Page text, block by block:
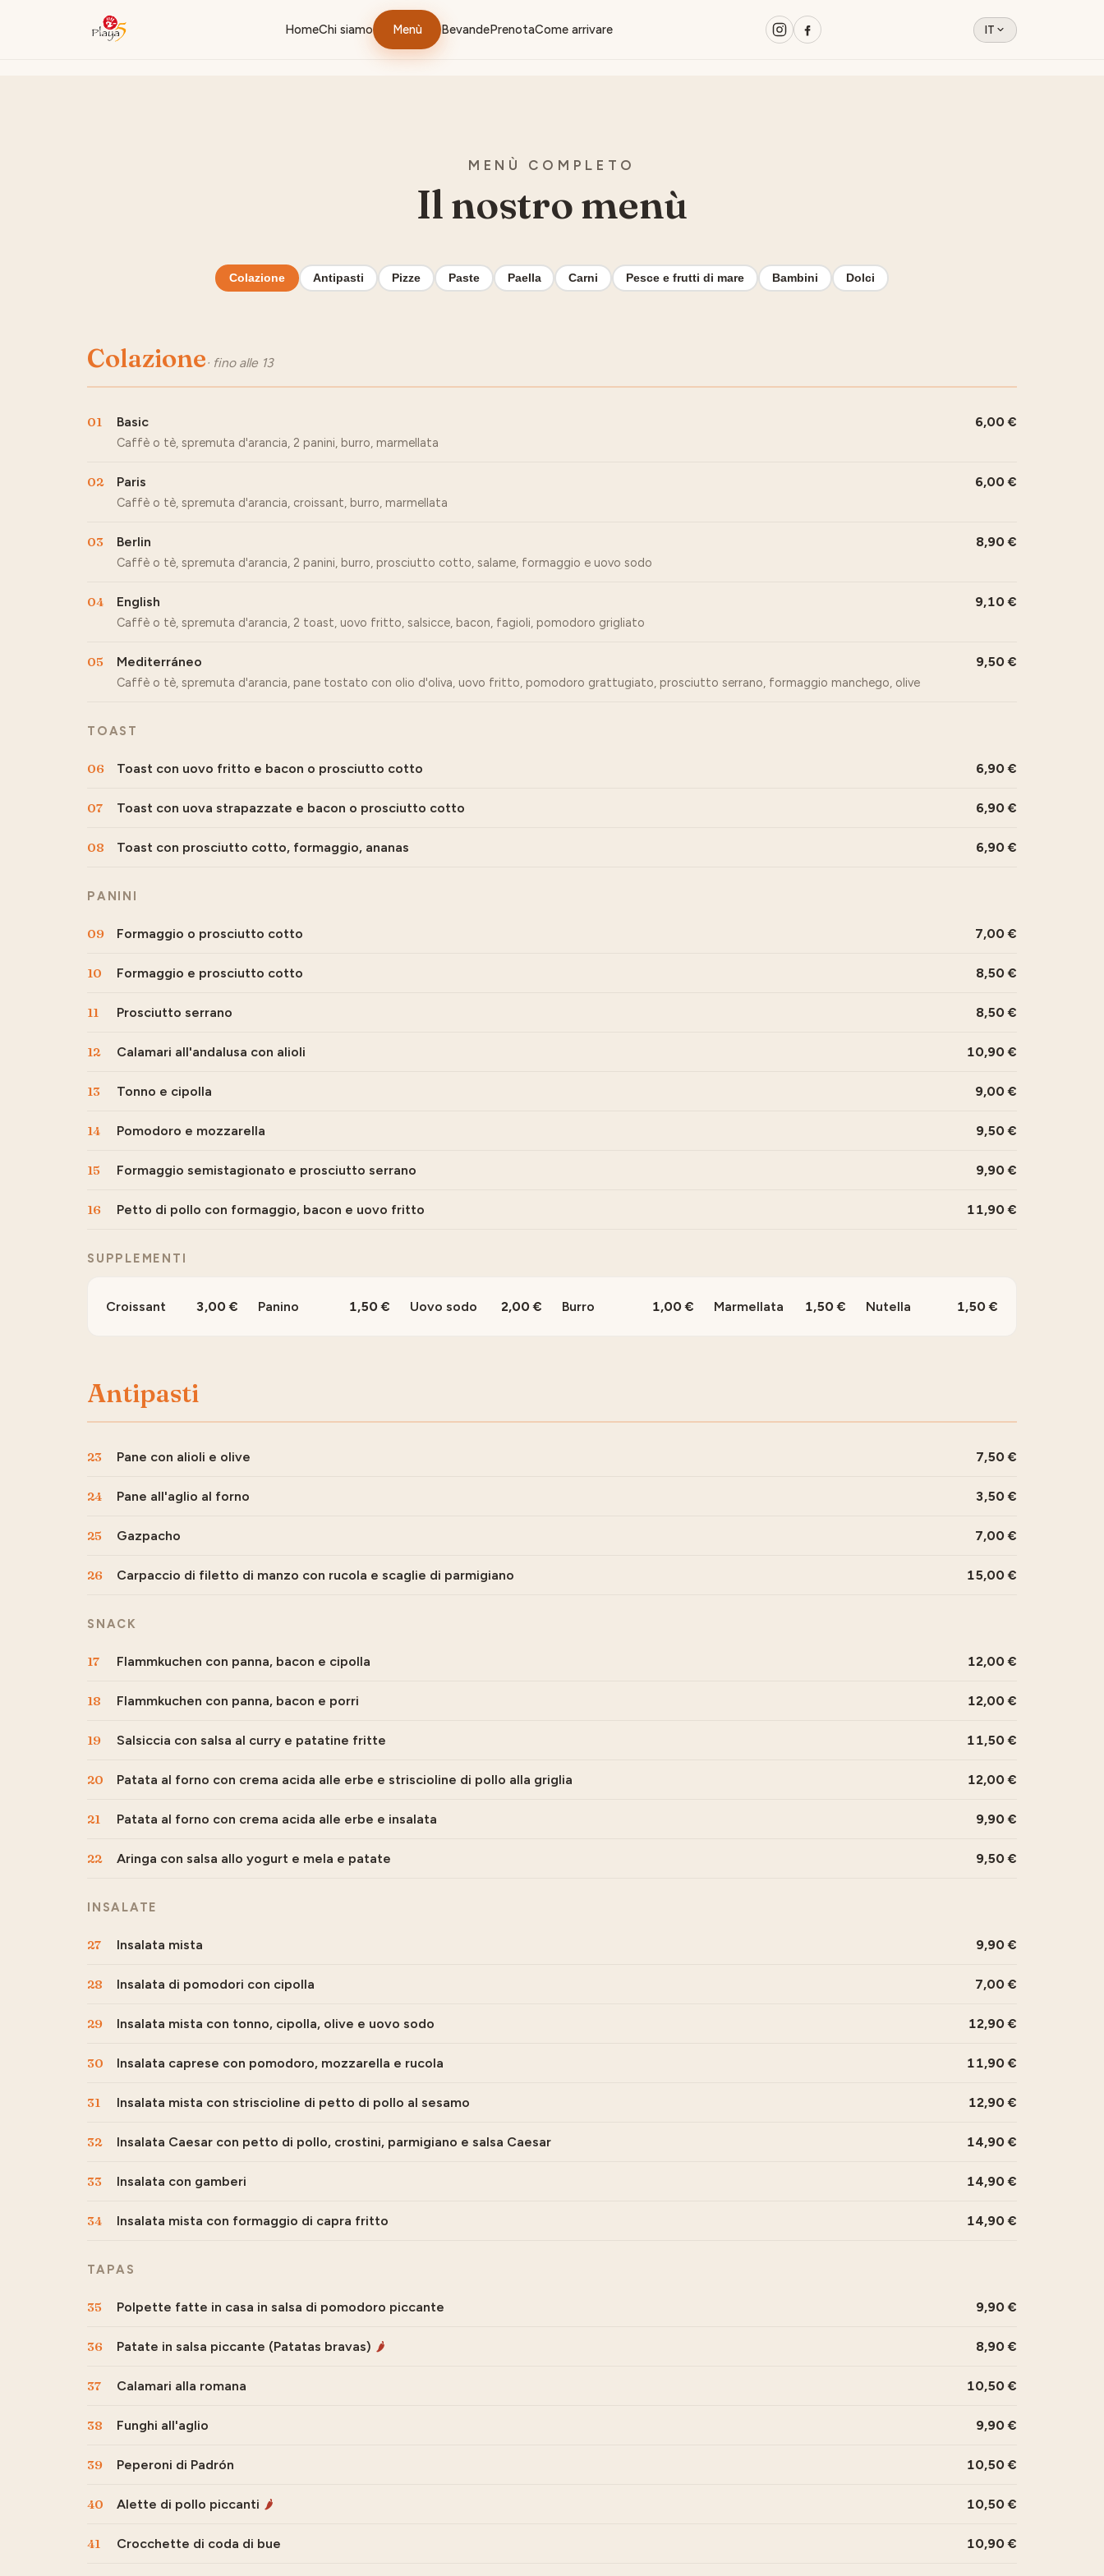
HomeChi siamo Menù BevandePrenotaCome arrivare IT
MENÙ COMPLETO
Il nostro menù
Colazione Antipasti Pizze Paste Paella Carni Pesce e frutti di mare Bambini Dolci
Colazione· fino alle 13
01 Basic
Caffè o tè, spremuta d'arancia, 2 panini, burro, marmellata
6,00
02 Paris
Caffè o tè, spremuta d'arancia, croissant, burro, marmellata
6,00
03 Berlin
Caffè o tè, spremuta d'arancia, 2 panini, burro, prosciutto cotto, salame, formaggio e uovo sodo
8,90
04 English
Caffè o tè, spremuta d'arancia, 2 toast, uovo fritto, salsicce, bacon, fagioli, pomodoro grigliato
9,10
05 Mediterráneo
Caffè o tè, spremuta d'arancia, pane tostato con olio d'oliva, uovo fritto, pomodoro grattugiato, prosciutto serrano, formaggio manchego, olive
9,50
TOAST
06 Toast con uovo fritto e bacon o prosciutto cotto 6,90
07 Toast con uova strapazzate e bacon o prosciutto cotto 6,90
08 Toast con prosciutto cotto, formaggio, ananas 6,90
PANINI
09 Formaggio o prosciutto cotto 7,00
10 Formaggio e prosciutto cotto 8,50
11 Prosciutto serrano 8,50
12 Calamari all'andalusa con alioli 10,90
13 Tonno e cipolla 9,00
14 Pomodoro e mozzarella 9,50
15 Formaggio semistagionato e prosciutto serrano 9,90
16 Petto di pollo con formaggio, bacon e uovo fritto 11,90
SUPPLEMENTI
Croissant 3,00 Panino 1,50 Uovo sodo 2,00 Burro 1,00 Marmellata 1,50 Nutella 1,50
Antipasti
23 Pane con alioli e olive 7,50
24 Pane all'aglio al forno 3,50
25 Gazpacho 7,00
26 Carpaccio di filetto di manzo con rucola e scaglie di parmigiano 15,00
SNACK
17 Flammkuchen con panna, bacon e cipolla 12,00
18 Flammkuchen con panna, bacon e porri 12,00
19 Salsiccia con salsa al curry e patatine fritte 11,50
20 Patata al forno con crema acida alle erbe e striscioline di pollo alla griglia 12,00
21 Patata al forno con crema acida alle erbe e insalata 9,90
22 Aringa con salsa allo yogurt e mela e patate 9,50
INSALATE
27 Insalata mista 9,90
28 Insalata di pomodori con cipolla 7,00
29 Insalata mista con tonno, cipolla, olive e uovo sodo 12,90
30 Insalata caprese con pomodoro, mozzarella e rucola 11,90
31 Insalata mista con striscioline di petto di pollo al sesamo 12,90
32 Insalata Caesar con petto di pollo, crostini, parmigiano e salsa Caesar 14,90
33 Insalata con gamberi 14,90
34 Insalata mista con formaggio di capra fritto 14,90
TAPAS
35 Polpette fatte in casa in salsa di pomodoro piccante 9,90
36 Patate in salsa piccante (Patatas bravas) 🌶 8,90
37 Calamari alla romana 10,50
38 Funghi all'aglio 9,90
39 Peperoni di Padrón 10,50
40 Alette di pollo piccanti 🌶 10,50
41 Crocchette di coda di bue 10,90